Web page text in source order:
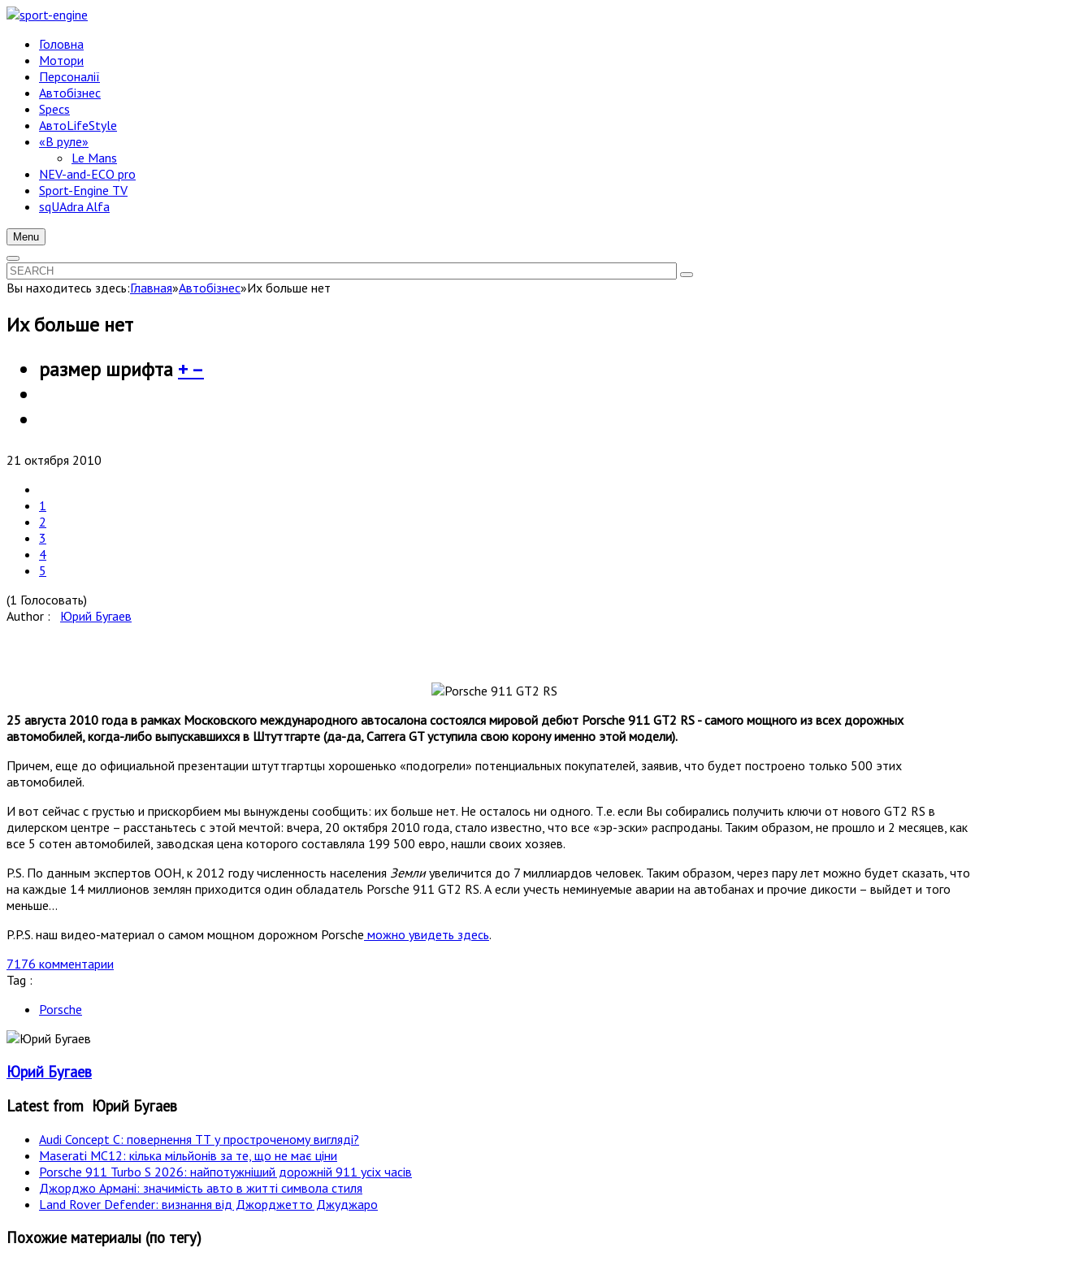
Головна
Мотори
Персоналії
Автобізнес
Specs
АвтоLifeStyle
«В руле»
Le Mans
NEV-and-ECO pro
Sport-Engine TV
sqUAdra Alfa
Menu
Вы находитесь здесь:Главная»Автобізнес»Их больше нет
Их больше нет
размер шрифта + –
21 октября 2010
1
2
3
4
5
(1 Голосовать)
Author : Юрий Бугаев
25 августа 2010 года в рамках Московского международного автосалона состоялся мировой дебют Porsche 911 GT2 RS - самого мощного из всех дорожных
автомобилей, когда-либо выпускавшихся в Штуттгарте (да-да, Carrera GT уступила свою корону именно этой модели).
Причем, еще до официальной презентации штуттгартцы хорошенько «подогрели» потенциальных покупателей, заявив, что будет построено только 500 этих
автомобилей.
И вот сейчас с грустью и прискорбием мы вынуждены сообщить: их больше нет. Не осталось ни одного. Т.е. если Вы собирались получить ключи от нового GT2 RS в
дилерском центре – расстаньтесь с этой мечтой: вчера, 20 октября 2010 года, стало известно, что все «эр-эски» распроданы. Таким образом, не прошло и 2 месяцев, как
все 5 сотен автомобилей, заводская цена которого составляла 199 500 евро, нашли своих хозяев.
P.S. По данным экспертов ООН, к 2012 году численность населения Землиувеличится до 7 миллиардов человек. Таким образом, через пару лет можно будет сказать, что
на каждые 14 миллионов землян приходится один обладатель Porsche 911 GT2 RS. А если учесть неминуемые аварии на автобанах и прочие дикости – выйдет и того
меньше...
P.P.S. наш видео-материал о самом мощном дорожном Porsche можно увидеть здесь.
7176 комментарии
Tag :
Porsche
Юрий Бугаев
Latest from Юрий Бугаев
Audi Concept C: повернення ТТ у простроченому вигляді?
Maserati MC12: кілька мільйонів за те, що не має ціни
Porsche 911 Turbo S 2026: найпотужніший дорожній 911 усіх часів
Джорджо Армані: значимість авто в житті символа стиля
Land Rover Defender: визнання від Джорджетто Джуджаро
Похожие материалы (по тегу)